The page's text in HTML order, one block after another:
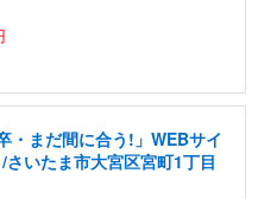
・まだ間に合う!」WEBサイ
いたま市大宮区宮町1丁目